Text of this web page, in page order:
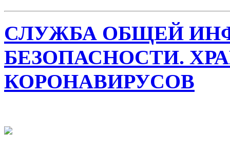
СЛУЖБА ОБЩЕЙ
БЕЗОПАСНОСТИ.
КОРОНАВИРУСОВ